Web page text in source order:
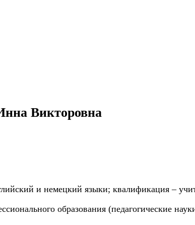
Викторовна
и немецкий языки; квалификация –
образования (педагогические